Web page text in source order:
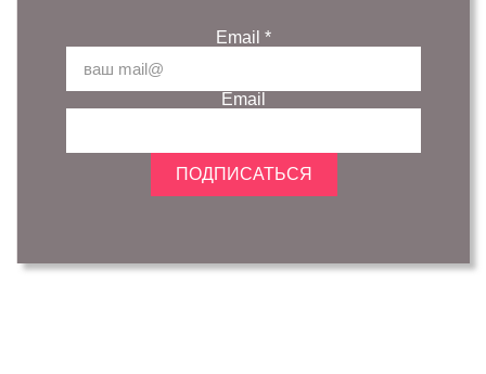
Email *
Email
ПОДПИСАТЬСЯ